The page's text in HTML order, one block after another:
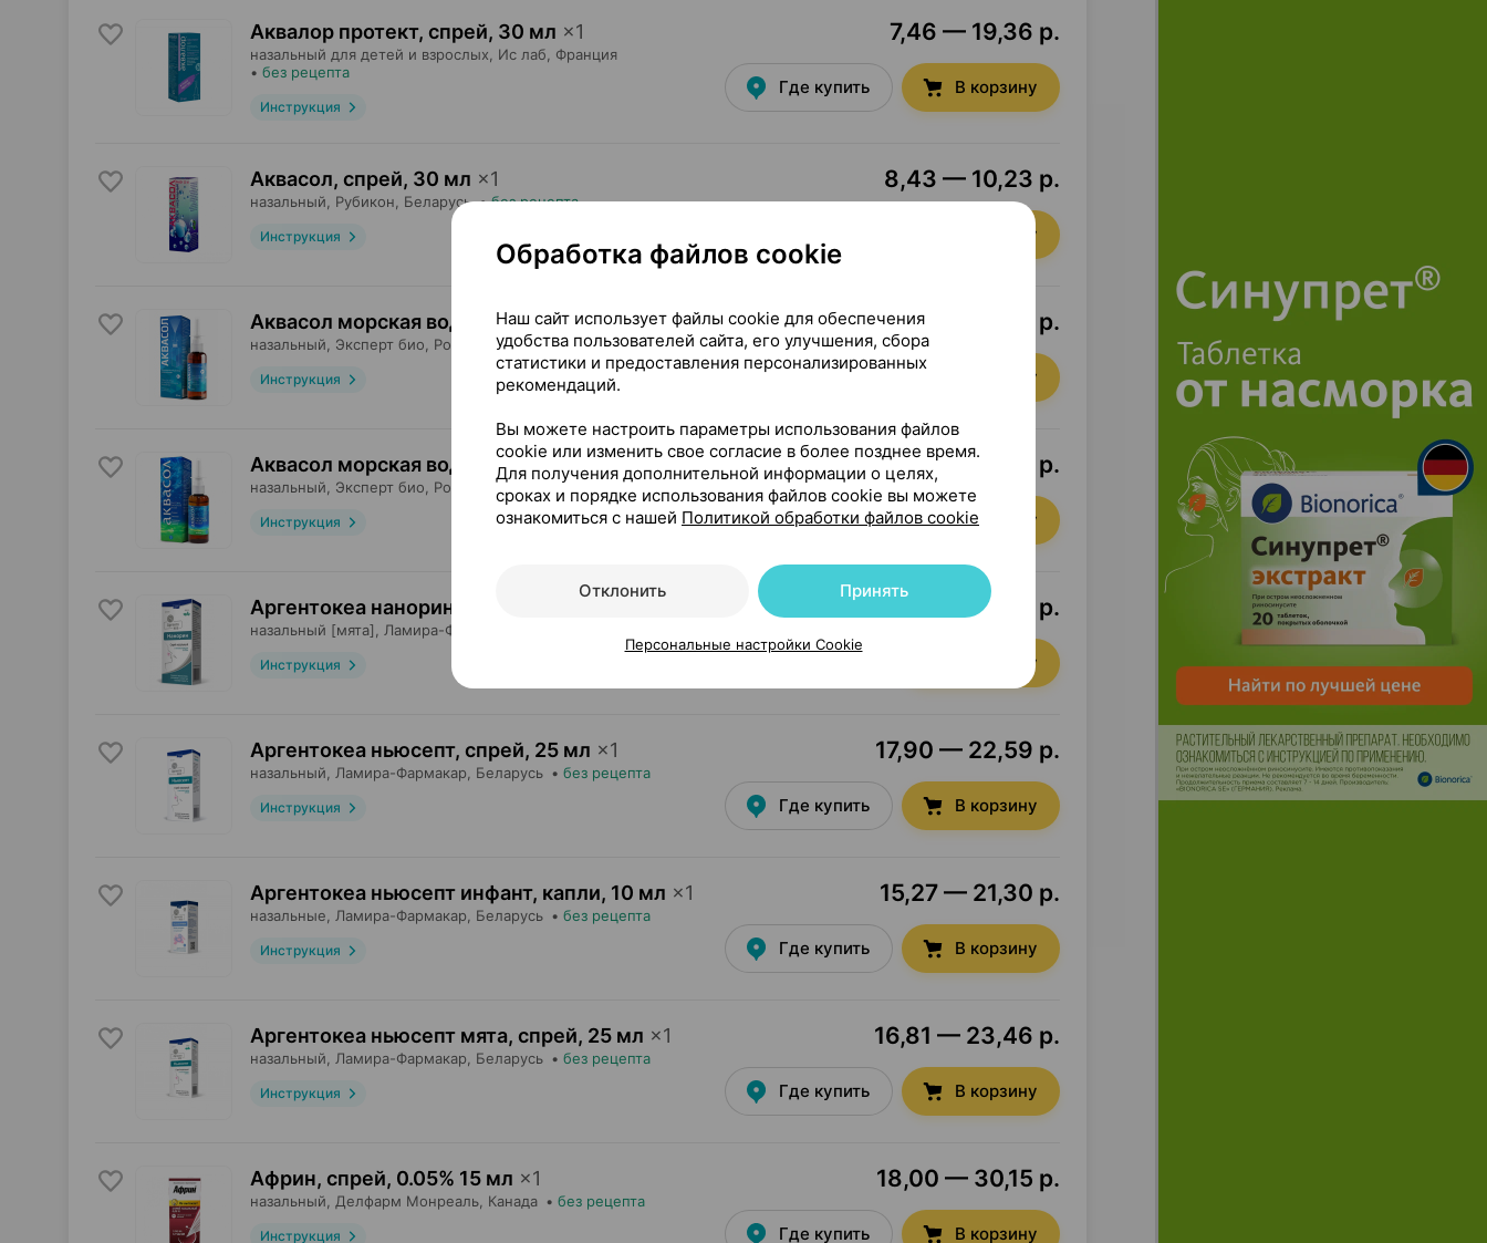
Аквалор протект, спрей, 30 мл ×1
назальный для детей и взрослых, Ис лаб , Франция
• без рецепта
Инструкция
7,46 — 19,36 р.
Где купить В корзину
Аквасол, спрей, 30 мл ×1
назальный, Рубикон , Беларусь•без рецепта
Инструкция
8,43 — 10,23 р.
В корзину
Аквасол морская вода, спрей,50 мл×1
назальный, Эксперт био , Россия •без рецепта
Инструкция
9,99 — 10,31 р.
Где купить В корзину
Аквасол морская вода и алоэ, спрей,50 мл×1
назальный, Эксперт био , Россия • без рецепта
Инструкция
10,45 — 10,75 р.
Где купить В корзину
Аргентокеа нанорин, спрей
назальный [мята], Ламира-Фармакар
Инструкция
22,96 р.
В корзину
Аргентокеа ньюсепт, спрей, 25 мл ×1
назальный, Ламира-Фармакар , Беларусь • без рецепта
Инструкция
17,90 — 22,59 р.
Где купить В корзину
Аргентокеа ньюсепт инфант, капли, 10 мл ×1
назальные, Ламира-Фармакар , Беларусь • без рецепта
Инструкция
15,27 — 21,30 р.
Где купить В корзину
Аргентокеа ньюсепт мята, спрей, 25 мл ×1
назальный, Ламира-Фармакар , Беларусь • без рецепта
Инструкция
16,81 — 23,46 р.
Где купить В корзину
Африн, спрей, 0.05% 15 мл ×1
назальный, Делфарм Монреаль , Канада • без рецепта
Инструкция
18,00 — 30,15 р.
Где купить В корзину
Обработка файлов cookie
Наш сайт использует файлы cookie для обеспечения
удобства пользователей сайта, его улучшения, сбора
статистики и предоставления персонализированных
рекомендаций.
Вы можете настроить параметры использования файлов
cookie или изменить свое согласие в более позднее время.
Для получения дополнительной информации о целях,
сроках и порядке использования файлов cookie вы можете
ознакомиться с нашей Политикой обработки файлов cookie
Отклонить Принять
Персональные настройки Cookie